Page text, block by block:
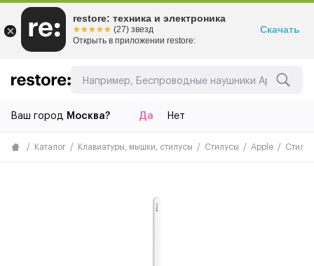
Ваш город Москва? Да Нет
Каталог Клавиатуры, мышки, стилусы Стилусы Apple
restore: техника и электроника
☆☆☆☆☆
★★★★★ (27) звезд
Открыть в приложении restore:
Скачать